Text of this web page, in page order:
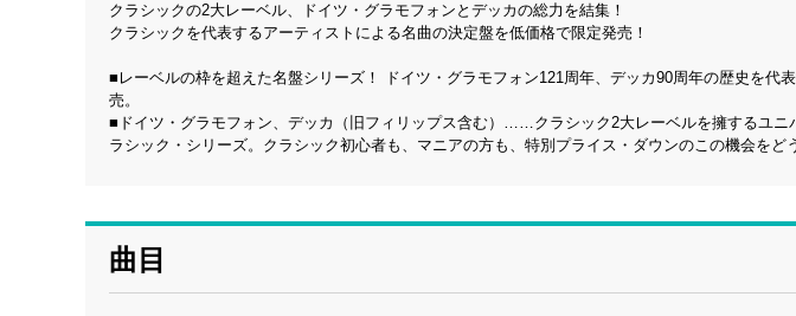
クラシックの2大レーベル、ドイツ・グラモフォンとデッカの総力を結集！
クラシックを代表するアーティストによる名曲の決定盤を低価格で限定発売！
■レーベルの枠を超えた名盤シリーズ！ ドイツ・グラモフォン121周年、デッカ90周年の歴史を代
売。
■ドイツ・グラモフォン、デッカ（旧フィリップス含む）……クラシック2大レーベルを擁するユニ
ラシック・シリーズ。クラシック初心者も、マニアの方も、特別プライス・ダウンのこの機会をど
曲目